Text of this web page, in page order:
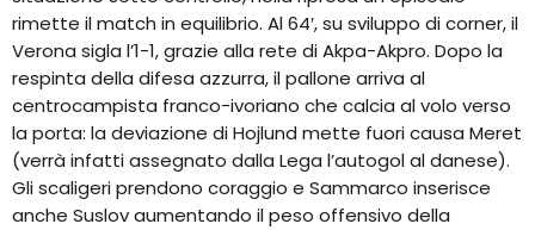
rimette il match in equilibrio. Al 64′, su sviluppo di corner, il
Verona sigla l’1-1, grazie alla rete di Akpa-Akpro. Dopo la
respinta della difesa azzurra, il pallone arriva al
centrocampista franco-ivoriano che calcia al volo verso
la porta: la deviazione di Hojlund mette fuori causa Meret
(verrà infatti assegnato dalla Lega l’autogol al danese).
Gli scaligeri prendono coraggio e Sammarco inserisce
anche Suslov aumentando il peso offensivo della